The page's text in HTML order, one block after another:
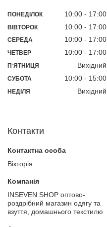
ПОНЕДІЛОК 10:00 17:00
ВІВТОРОК 10:00 17:00
СЕРЕДА 10:00 17:00
ЧЕТВЕР 10:00 17:00
ПʼЯТНИЦЯ Вихідний
СУБОТА 10:00 15:00
НЕДІЛЯ Вихідний
Контакти
Вікторія
INSEVEN SHOP оптово-
роздрібний магазин одягу та
взуття, домашнього текстилю